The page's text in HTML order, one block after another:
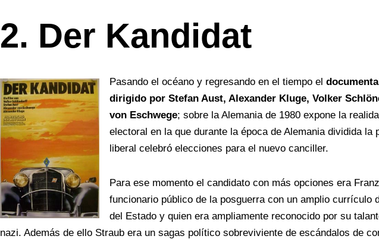
2. Der Kandidat
Pasando el océano y regresando en el tiempo el
dirigido por Stefan Aust, Alexander Kluge, Volker
von Eschwege; sobre la Alemania de 1980 expone la
electoral en la que durante la época de Alemania dividida la
liberal celebró elecciones para el nuevo canciller.
Para ese momento el candidato con más opciones era
funcionario público de la posguerra con un amplio currículo
del Estado y quien era ampliamente reconocido por su
nazi. Además de ello Straub era un sagas político sobreviviente de escándalos de